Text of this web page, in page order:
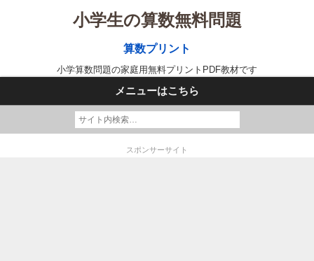
小学生の算数無料問題
算数プリント
小学算数問題の家庭用無料プリントPDF教材です
メニューはこちら
スポンサーサイト